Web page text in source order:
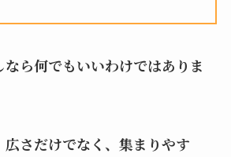
ら何でもいいわけではありま
さだけでなく、集まりやす